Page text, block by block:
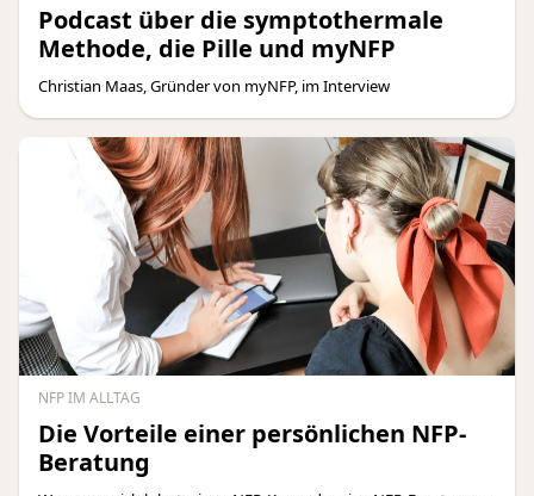
Podcast über die symptothermale
Methode, die Pille und myNFP
Christian Maas, Gründer von myNFP, im Interview
NFP IM ALLTAG
Die Vorteile einer persönlichen NFP-
Beratung